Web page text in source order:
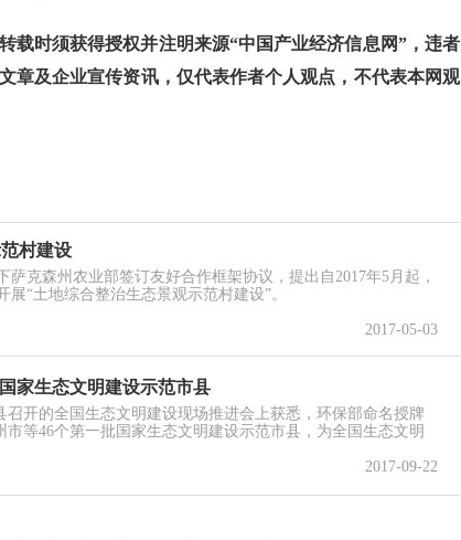
时须获得授权并注明来源“中国产业经济信息网”，违者
章及企业宣传资讯，仅代表作者个人观点，不代表本网观
村建设
克森州农业部签订友好合作框架协议，提出自2017年5月起，
“土地综合整治生态景观示范村建设”。
2017-05-03
家生态文明建设示范市县
召开的全国生态文明建设现场推进会上获悉，环保部命名授牌
市等46个第一批国家生态文明建设示范市县，为全国生态文明
2017-09-22